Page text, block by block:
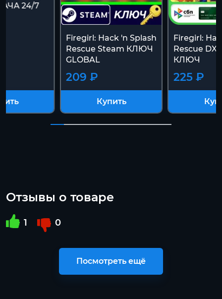
24/7
Firegirl: Hack 'n Splash
Rescue Steam КЛЮЧ
GLOBAL
209 ₽
Купить
Firegirl:
Rescue DX
КЛЮЧ
225 ₽
Отзывы о товаре
1 0
Посмотреть ещё